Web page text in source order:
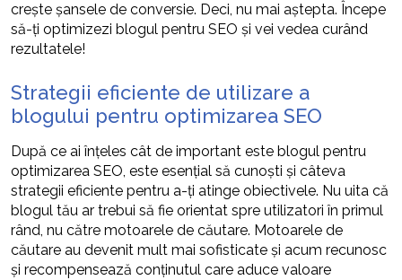
crește șansele de conversie. Deci, nu mai aștepta. Începe
să-ți optimizezi blogul pentru SEO și vei vedea curând
rezultatele!
Strategii eficiente de utilizare a
blogului pentru optimizarea SEO
După ce ai înțeles cât de important este blogul pentru
optimizarea SEO, este esențial să cunoști și câteva
strategii eficiente pentru a-ți atinge obiectivele. Nu uita că
blogul tău ar trebui să fie orientat spre utilizatori în primul
rând, nu către motoarele de căutare. Motoarele de
căutare au devenit mult mai sofisticate și acum recunosc
și recompensează conținutul care aduce valoare